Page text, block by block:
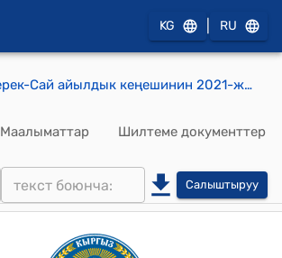
KG RU
Терек-Сай айылдык кеңешинин 2021-жылдын 27-августу № 4 "Терек-Сай айыл аймагына караштуу Кызыл-Токой айылына мечит куруу үчүн жер тилкесин бөлүп берүү жөнүндө" токтому
Маалыматтар Шилтеме документтер
Салыштыруу